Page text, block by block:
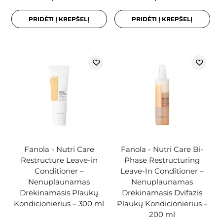
PRIDĖTI Į KREPŠELĮ PRIDĖTI Į KREPŠELĮ
Fanola - Nutri Care
Restructure Leave-in
Conditioner –
Nenuplaunamas
Drėkinamasis Plaukų
Kondicionierius – 300 ml
Fanola - Nutri Care Bi-
Phase Restructuring
Leave-In Conditioner –
Nenuplaunamas
Drėkinamasis Dvifazis
Plaukų Kondicionierius –
200 ml